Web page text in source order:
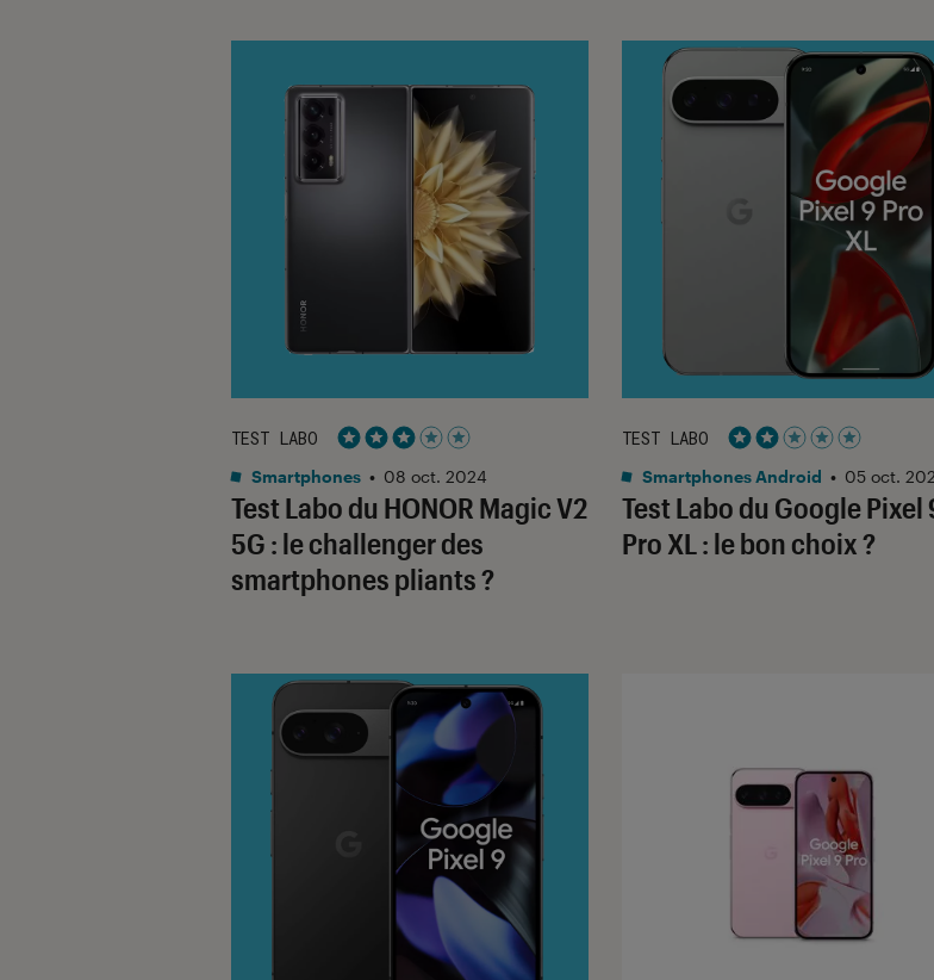
Test Labo du HONOR Magic V2
5G : le challenger des
smartphones pliants ?
TEST LABO
Noté 3 étoiles sur 5
Smartphones • 08 oct. 2024
Test Labo du Google Pixel
Pro XL : le bon choix ?
TEST LABO
Noté 2 étoiles sur 5
Smartphones Android • 05 oct.